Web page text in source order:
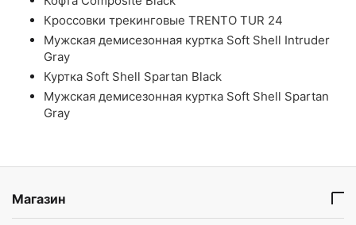
Кроссовки трекинговые TRENTO TUR 24
Мужская демисезонная куртка Soft Shell Intruder
Gray
Куртка Soft Shell Spartan Black
Мужская демисезонная куртка Soft Shell Spartan
Gray
Магазин